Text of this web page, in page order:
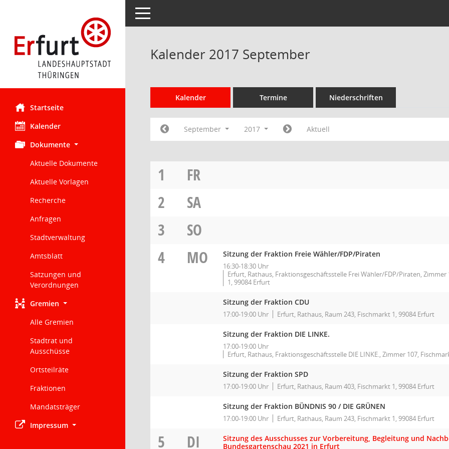
Startseite
Kalender
Dokumente
Aktuelle Dokumente
Aktuelle Vorlagen
Recherche
Anfragen
Stadtverwaltung
Amtsblatt
Satzungen und
Verordnungen
Gremien
Alle Gremien
Stadtrat und
Ausschüsse
Ortsteilräte
Fraktionen
Mandatsträger
Impressum
Toggle navigation
Kalender 2017 September
Kalender Termine Niederschriften
September 2017 Aktuell
1
FR
2
SA
3
SO
4
MO Sitzung der Fraktion Freie Wähler/FDP/Piraten
16:30-18:30 Uhr
Erfurt, Rathaus, Fraktionsgeschäftsstelle Frei Wähler/FDP/Piraten, Zimmer
1, 99084 Erfurt
Sitzung der Fraktion CDU
17:00-19:00 Uhr Erfurt, Rathaus, Raum 243, Fischmarkt 1, 99084 Erfurt
Sitzung der Fraktion DIE LINKE.
17:00-19:00 Uhr
Erfurt, Rathaus, Fraktionsgeschäftsstelle DIE LINKE., Zimmer 107,
Sitzung der Fraktion SPD
17:00-19:00 Uhr Erfurt, Rathaus, Raum 403, Fischmarkt 1, 99084 Erfurt
Sitzung der Fraktion BÜNDNIS 90 / DIE GRÜNEN
17:00-19:00 Uhr Erfurt, Rathaus, Raum 243, Fischmarkt 1, 99084 Erfurt
5 DI
Sitzung des Ausschusses zur Vorbereitung, Begleitung und
Bundesgartenschau 2021 in Erfurt